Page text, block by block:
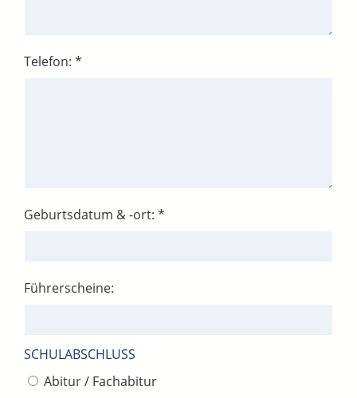
Telefon: *
Geburtsdatum & -ort: *
Führerscheine:
SCHULABSCHLUSS
Abitur / Fachabitur